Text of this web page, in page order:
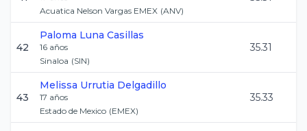
Acuatica Nelson Vargas EMEX (ANV)
42
Paloma Luna Casillas
16 años
Sinaloa (SIN)
35.31
43
Melissa Urrutia Delgadillo
17 años
Estado de Mexico (EMEX)
35.33